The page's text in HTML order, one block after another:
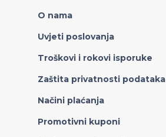
O nama
Uvjeti poslovanja
Troškovi i rokovi isporuke
Zaštita privatnosti podataka
Načini plaćanja
Promotivni kuponi